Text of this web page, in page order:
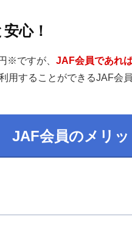
心！
※ですが、 JAF会員であれ
用することができるJAF会
JAF会員のメリ